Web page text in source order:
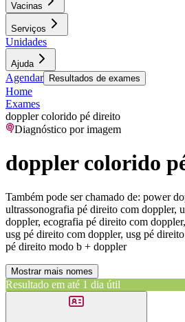
Vacinas
Serviços
Unidades
Ajuda
Agendar Resultados de exames
Home
Exames
doppler colorido pé direito
Diagnóstico por imagem
doppler colorido
Também pode ser chamado de: power
ultrassonografia pé direito com doppler,
doppler, ecografia pé direito com
usg pé direito com doppler, usg pé
pé direito modo b + doppler
Mostrar mais nomes
Resultado em até 1 dia útil